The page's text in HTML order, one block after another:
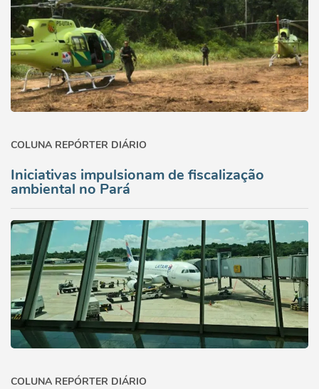
COLUNA REPÓRTER DIÁRIO
Iniciativas impulsionam de fiscalização
ambiental no Pará
COLUNA REPÓRTER DIÁRIO